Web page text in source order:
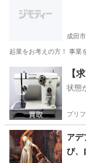
成田市
起業をお考えの方！ 事業
千葉 成田市 その
【
状態
プリ
アデ
び、